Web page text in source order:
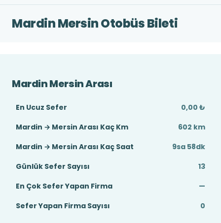
Mardin Mersin Otobüs Bileti
Mardin Mersin Arası
En Ucuz Sefer
0,00 ₺
Mardin → Mersin Arası Kaç Km
602 km
Mardin → Mersin Arası Kaç Saat
9sa 58dk
Günlük Sefer Sayısı
13
En Çok Sefer Yapan Firma
—
Sefer Yapan Firma Sayısı
0